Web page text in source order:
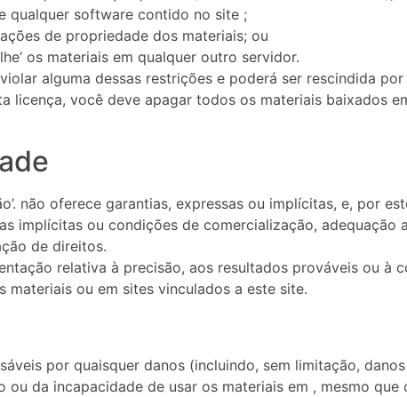
qualquer software contido no site ;
de propriedade dos materiais; ou
os materiais em qualquer outro servidor.
alguma dessas restrições e poderá ser rescindida
licença, você deve apagar todos os materiais baixados
não oferece garantias, expressas ou implícitas, e, por
implícitas ou condições de comercialização, adequação
de direitos.
relativa à precisão, aos resultados prováveis ​​ou à
ou em sites vinculados a este site.
​​por quaisquer danos (incluindo, sem limitação,
da incapacidade de usar os materiais em , mesmo